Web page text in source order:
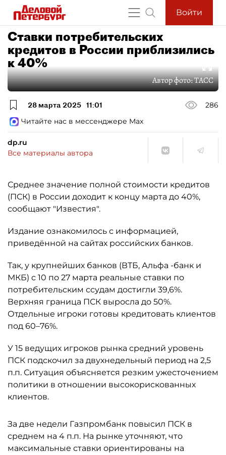
Войти
Ставки потребительских
кредитов в России приблизились
к 40%
Автор фото:ТАСС
28 марта 2025 11:01
286
Читайте нас в мессенджере Max
dp.ru
Все материалы автора
Среднее значение полной стоимости кредитов
(ПСК) в России доходит к концу марта до 40%,
сообщают "Известия".
Издание ознакомилось с информацией,
приведённой на сайтах российских банков.
Так, у крупнейших банков (ВТБ, Альфа -банк и
МКБ) с 10 по 27 марта реальные ставки по
потребительским ссудам достигли 39,6%.
Верхняя граница ПСК выросла до 50%.
Отдельные игроки готовы кредитовать клиентов
под 60–76%.
У 15 ведущих игроков рынка средний уровень
ПСК подскочил за двухнедельный период на 2,5
п.п. Ситуация объясняется резким ужесточением
политики в отношении высокорискованных
клиентов.
За две недели Газпромбанк повысил ПСК в
среднем на 4 п.п. На рынке уточняют, что
максимальные ставки ориентированы на